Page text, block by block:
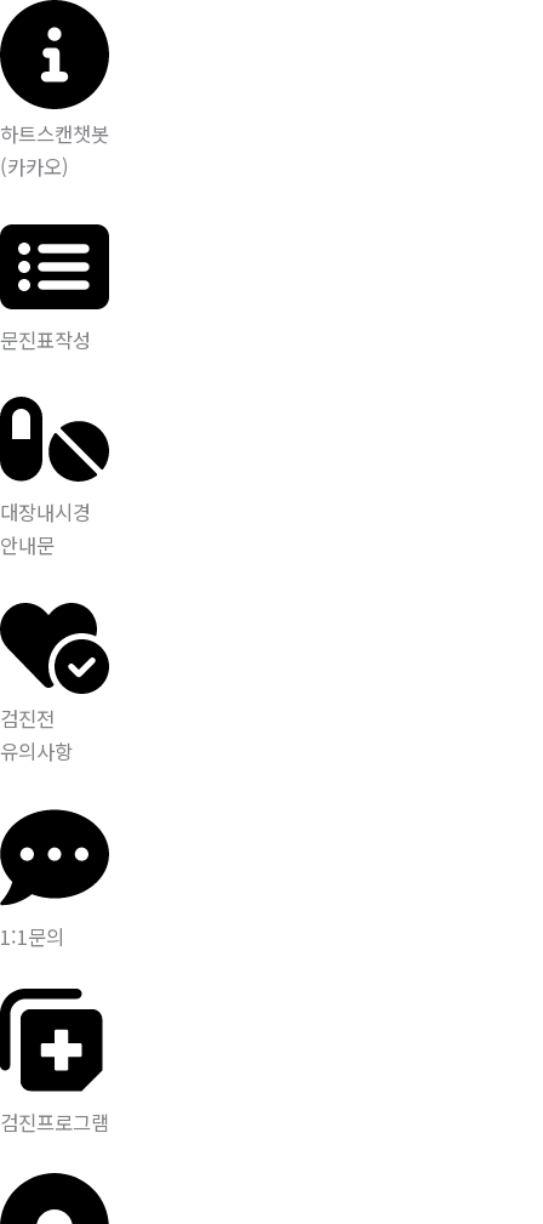
하트스캔챗봇
(카카오)
문진표작성
대장내시경
안내문
검진전
유의사항
1:1문의
검진프로그램